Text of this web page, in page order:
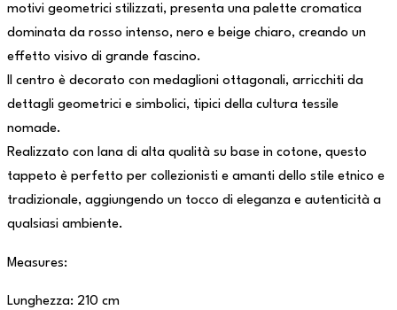
motivi geometrici stilizzati, presenta una palette cromatica
dominata da rosso intenso, nero e beige chiaro, creando un
effetto visivo di grande fascino.
Il centro è decorato con medaglioni ottagonali, arricchiti da
dettagli geometrici e simbolici, tipici della cultura tessile
nomade.
Realizzato con lana di alta qualità su base in cotone, questo
tappeto è perfetto per collezionisti e amanti dello stile etnico e
tradizionale, aggiungendo un tocco di eleganza e autenticità a
qualsiasi ambiente.
Measures:
Lunghezza: 210 cm